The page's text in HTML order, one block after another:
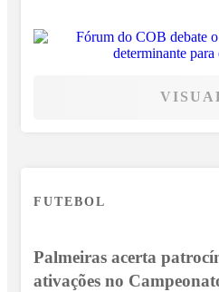
FUTEBOL
Palmeiras acerta
ativações no